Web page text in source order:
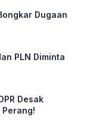
Dugaan
PLN Diminta
Desak